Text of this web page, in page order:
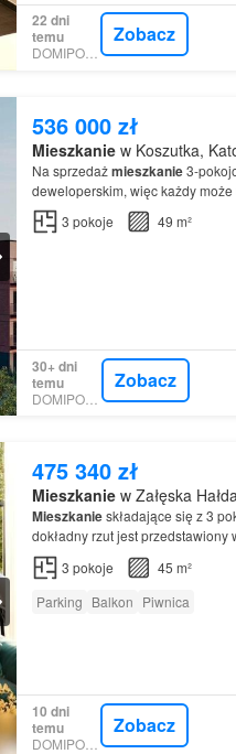
22 dni
temu
DOMIPORTA
Zobacz
536 000 zł
Mieszkaniew Koszutka,
Na sprzedażmieszkanie3-
deweloperskim, więc każdy
nieruchomości na pewno jest
3 pokoje 49 m²
30+ dni
temu
DOMIPORTA
Zobacz
475 340 zł
Mieszkaniew Załęska
Mieszkanieskładające się z 3
dokładny rzut jest przedstawiony
ROWERÓW Na terenie osiedla
3 pokoje
45 m²
Parking Balkon Piwnica
10 dni
temu
DOMIPORTA
Zobacz